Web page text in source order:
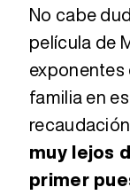
No cabe
película de
familia en
muy lejos
primer